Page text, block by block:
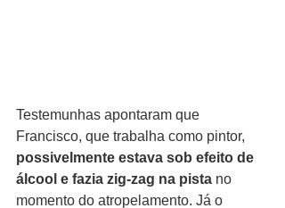
Testemunhas apontaram que
Francisco, que trabalha como pintor,
possivelmente estava sob efeito de
álcool e fazia zig-zag na pista no
momento do atropelamento. Já o